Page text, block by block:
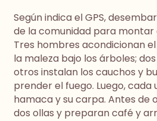
Según indica el GPS,
de la comunidad para
Tres hombres acondicionan
la maleza bajo los árboles;
otros instalan los cauchos y
prender el fuego. Luego, cada
hamaca y su carpa. Antes de
dos ollas y preparan café y